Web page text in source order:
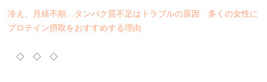
冷え、月経不順…タンパク質不足はトラブルの原因 多くの女性に
プロテイン摂取をおすすめする理由
◇ ◇ ◇